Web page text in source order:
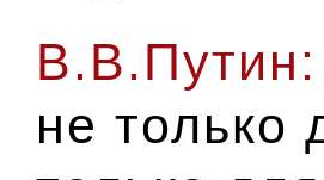
В.В.Путин:
не только